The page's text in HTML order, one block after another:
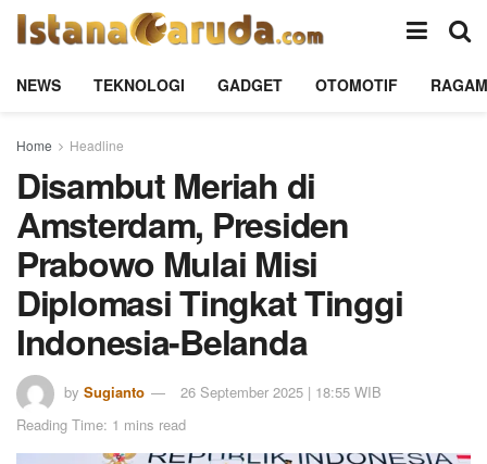
NEWS TEKNOLOGI GADGET OTOMOTIF RAGAM
Home Headline
Disambut Meriah di
Amsterdam, Presiden
Prabowo Mulai Misi
Diplomasi Tingkat Tinggi
Indonesia-Belanda
by Sugianto
26 September 2025 | 18:55 WIB
Reading Time: 1 mins read